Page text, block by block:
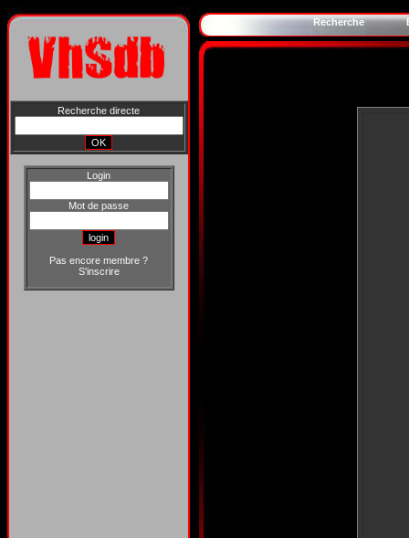
Recherche directe
Login
Mot de passe
Pas encore membre ?
S'inscrire
Recherche